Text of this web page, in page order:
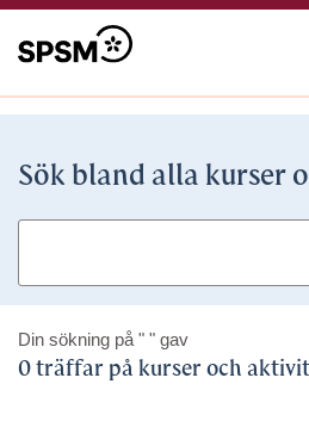
Sök bland alla kurser
Din sökning på " " gav
0 träffar på kurser och